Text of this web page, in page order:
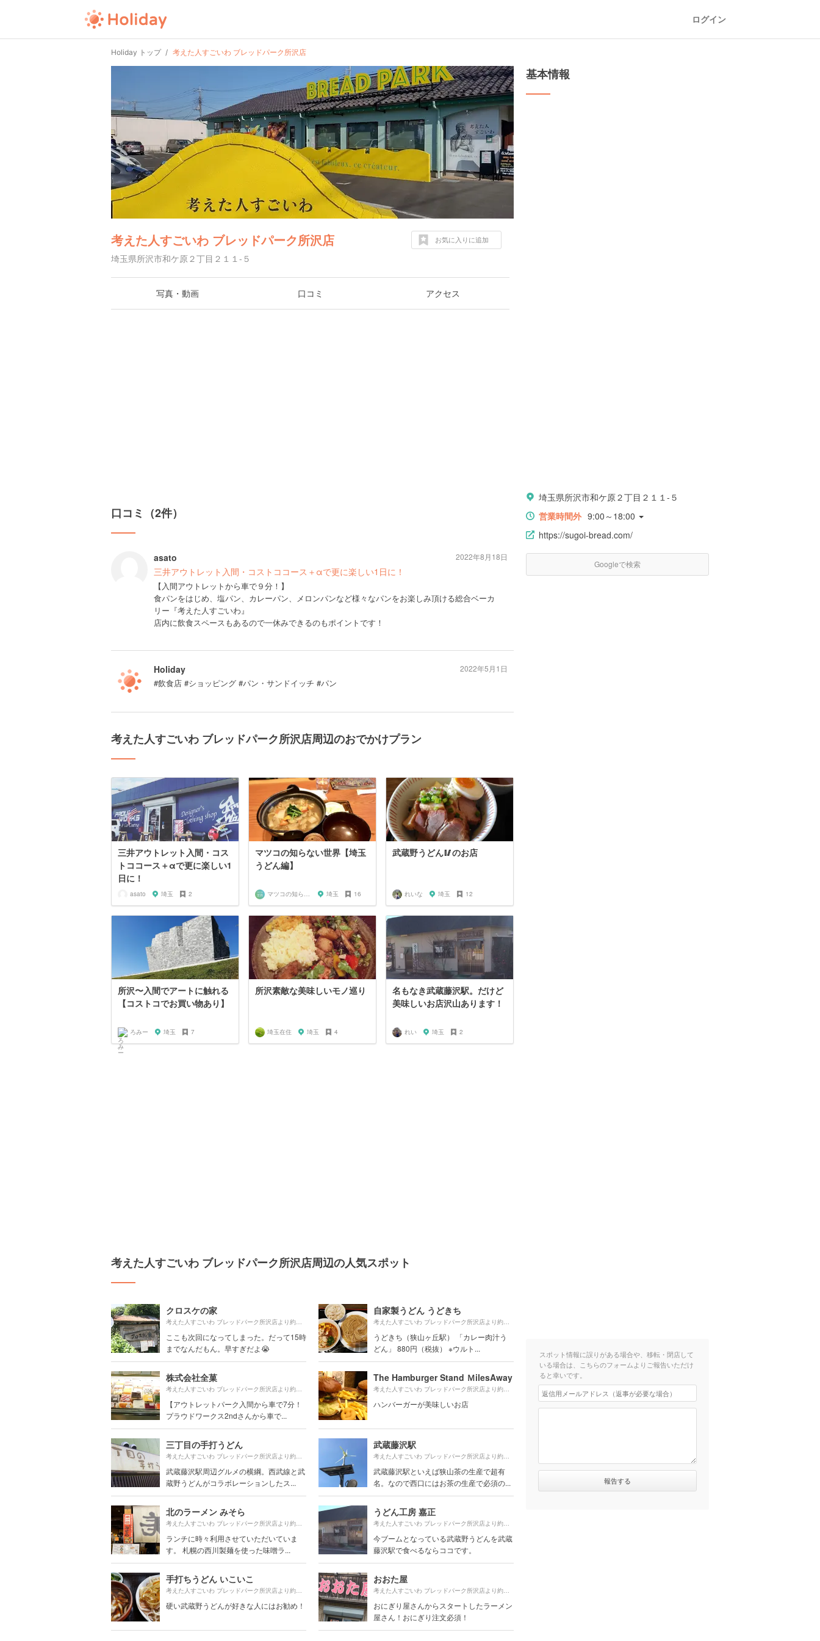
ログイン
Holiday トップ 考えた人すごいわ ブレッドパーク所沢店
考えた人すごいわ ブレッドパーク所沢店
埼玉県所沢市和ケ原２丁目２１１-５
お気に入りに追加
写真・動画 口コミ アクセス
口コミ（2件）
asato
三井アウトレット入間・コストココース＋αで更に楽しい1日に！
【入間アウトレットから車で９分！】
食パンをはじめ、塩パン、カレーパン、メロンパンなど様々なパンをお楽しみ頂ける総合ベーカ
リー『考えた人すごいわ』
店内に飲食スペースもあるので一休みできるのもポイントです！
2022年8月18日
Holiday
#飲食店 #ショッピング #パン・サンドイッチ #パン
2022年5月1日
考えた人すごいわ ブレッドパーク所沢店周辺のおでかけプラン
三井アウトレット入間・コス
トココース＋αで更に楽しい1
日に！
asato 埼玉 2
マツコの知らない世界【埼玉
うどん編】
マツコの知らない世界マニア 埼玉 16
武蔵野うどん🥢のお店
れいな 埼玉 12
所沢〜入間でアートに触れる
【コストコでお買い物あり】
ろみー 埼玉 7
所沢素敵な美味しいモノ巡り
埼玉在住 埼玉 4
名もなき武蔵藤沢駅。だけど
美味しいお店沢山あります！
れい 埼玉 2
考えた人すごいわ ブレッドパーク所沢店周辺の人気スポット
クロスケの家
考えた人すごいわ ブレッドパーク所沢店より約1830m （徒歩31分）
ここも次回になってしまった。だって15時
までなんだもん。早すぎだよ😭
自家製うどん うどきち
考えた人すごいわ ブレッドパーク所沢店より約560m
うどきち（狭山ヶ丘駅） 「カレー肉汁う
どん」 880円（税抜） ※ウルト...
株式会社全菓
考えた人すごいわ ブレッドパーク所沢店より約1310m （徒歩22分）
【アウトレットパーク入間から車で7分！
プラウドワークス2ndさんから車で...
The Hamburger Stand ＭilesAway
考えた人すごいわ ブレッドパーク所沢店より約1400m （徒歩24分）
ハンバーガーが美味しいお店
三丁目の手打うどん
考えた人すごいわ ブレッドパーク所沢店より約1870m （徒歩32分）
武蔵藤沢駅周辺グルメの横綱。西武線と武
蔵野うどんがコラボレーションしたス...
武蔵藤沢駅
考えた人すごいわ ブレッドパーク所沢店より約1600m
武蔵藤沢駅といえば狭山茶の生産で超有
名。なので西口にはお茶の生産で必須の...
北のラーメン みそら
考えた人すごいわ ブレッドパーク所沢店より約1830m （徒歩31分）
ランチに時々利用させていただいていま
す。 札幌の西川製麺を使った味噌ラ...
うどん工房 嘉正
考えた人すごいわ ブレッドパーク所沢店より約1490m
今ブームとなっている武蔵野うどんを武蔵
藤沢駅で食べるならココです。
手打ちうどん いこいこ
考えた人すごいわ ブレッドパーク所沢店より約1260m （徒歩21分）
硬い武蔵野うどんが好きな人にはお勧め！
おおた屋
考えた人すごいわ ブレッドパーク所沢店より約1490m
おにぎり屋さんからスタートしたラーメン
屋さん！おにぎり注文必須！
基本情報
埼玉県所沢市和ケ原２丁目２１１-５
営業時間外 9:00～18:00
https://sugoi-bread.com/
Googleで検索
スポット情報に誤りがある場合や、移転・閉店して
いる場合は、こちらのフォームよりご報告いただけ
ると幸いです。